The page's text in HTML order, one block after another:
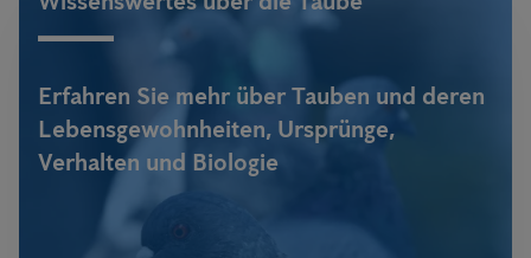
Erfahren Sie mehr über Tauben und deren
Lebensgewohnheiten, Ursprünge,
Verhalten und Biologie